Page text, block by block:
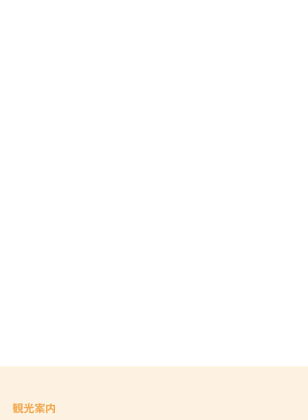
観光案内